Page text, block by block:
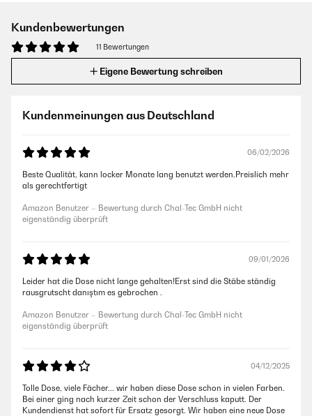
Kundenbewertungen
11 Bewertungen
Eigene Bewertung schreiben
Kundenmeinungen aus Deutschland
06/02/2026
Beste Qualität, kann locker Monate lang benutzt werden.Preislich mehr
als gerechtfertigt
Amazon Benutzer – Bewertung durch Chal-Tec GmbH nicht
eigenständig überprüft
09/01/2026
Leider hat die Dose nicht lange gehalten!Erst sind die Stäbe ständig
rausgrutscht danıştım es gebrochen .
Amazon Benutzer – Bewertung durch Chal-Tec GmbH nicht
eigenständig überprüft
04/12/2025
Tolle Dose, viele Fächer... wir haben diese Dose schon in vielen Farben.
Bei einer ging nach kurzer Zeit schon der Verschluss kaputt. Der
Kundendienst hat sofort für Ersatz gesorgt. Wir haben eine neue Dose